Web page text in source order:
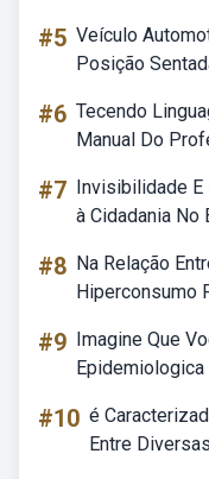
#5 Veículo
Posição
#6 Tecendo
Manual Do
#7 Invisibilidade E
à Cidadania No
#8 Na Relação
Hiperconsumo
#9 Imagine Que
#10 é
Entre